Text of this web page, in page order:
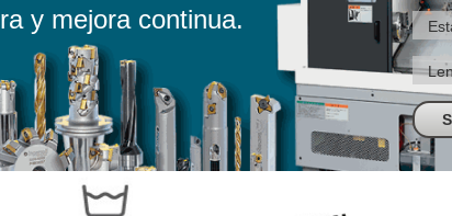
y mejora continua.